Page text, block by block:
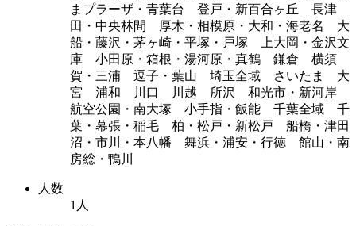
まプラーザ・青葉台 登戸・新百合ヶ丘 長津
田・中央林間 厚木・相模原・大和・海老名 大
船・藤沢・茅ヶ崎・平塚・戸塚 上大岡・金沢文
庫 小田原・箱根・湯河原・真鶴 鎌倉 横須
賀・三浦 逗子・葉山 埼玉全域 さいたま 大
宮 浦和 川口 川越 所沢 和光市・新河岸
航空公園・南大塚 小手指・飯能 千葉全域 千
葉・幕張・稲毛 柏・松戸・新松戸 船橋・津田
沼・市川・本八幡 舞浜・浦安・行徳 館山・南
房総・鴨川
人数
1人